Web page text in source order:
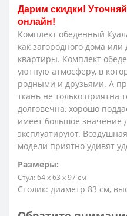
Дарим скидки!
онлайн!
Комплект обеденный
как загородного дома
квартиры. Комплект
уютную атмосферу, в
родными и друзьями. А
ткань не только приятна
долговечна, хорошо
имеет большое значение
эксплуатируют.
модели приятно удивят
Размеры:
Стул: 64 x 63 x 97 см
Столик: диаметр 83 см,